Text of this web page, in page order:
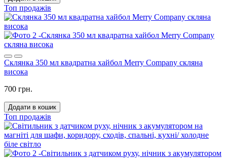
Топ продажів
Склянка 350 мл квадратна хайбол Merry Company скляна
висока
700 грн.
Додати в кошик
Топ продажів